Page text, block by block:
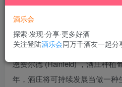
莱根米勒酒庄是德国普法尔茨
恩费尔德 (Hainfeld) ，酒庄种植
年，酒庄将可持续发展当做一
酒乐会
探索·发现·分享·更多好酒
关注登陆酒乐会同万千酒友一起分